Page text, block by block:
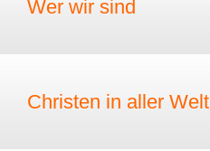
Wer wir sind
Christen in aller Welt